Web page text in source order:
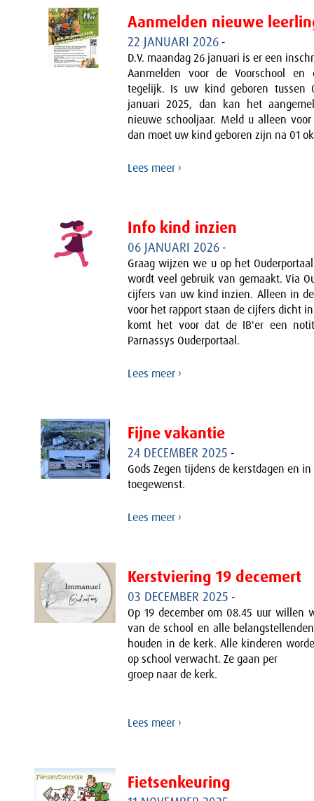
Aanmelden nieuwe
22 JANUARI 2026-
D.V. maandag 26 januari is er een
Aanmelden voor de Voorschool en
tegelijk. Is uw kind geboren tussen
januari 2025, dan kan het
nieuwe schooljaar. Meld u alleen
dan moet uw kind geboren zijn na 01
Lees meer ›
Info kind inzien
06 JANUARI 2026-
Graag wijzen we u op het
wordt veel gebruik van gemaakt. Via
cijfers van uw kind inzien. Alleen in
voor het rapport staan de cijfers dicht
komt het voor dat de IB'er een
Parnassys Ouderportaal.
Lees meer ›
Fijne vakantie
24 DECEMBER 2025 -
Gods Zegen tijdens de kerstdagen en
toegewenst.
Lees meer ›
Kerstviering 19 decemert
03 DECEMBER 2025 -
Op 19 december om 08.45 uur willen
van de school en alle
houden in de kerk. Alle kinderen
op school verwacht. Ze gaan per
groep naar de kerk.
Lees meer ›
Fietsenkeuring